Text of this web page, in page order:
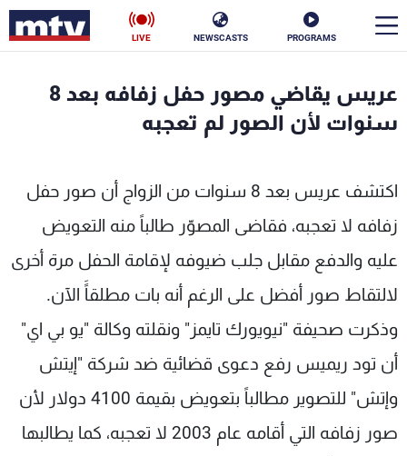
PROGRAMS
NEWSCASTS
LIVE
عريس يقاضي مصور حفل زفافه بعد 8
سنوات لأن الصور لم تعجبه
اكتشف عريس بعد 8 سنوات من الزواج أن صور حفل
زفافه لا تعجبه، فقاضى المصوّر طالباً منه التعويض
عليه والدفع مقابل جلب ضيوفه لإقامة الحفل مرة أخرى
لالتقاط صور أفضل على الرغم أنه بات مطلقاًَ الآن.
وذكرت صحيفة "نيويورك تايمز" ونقلته وكالة "يو بي اي"
أن تود ريميس رفع دعوى قضائية ضد شركة "إيتش
وإتش" للتصوير مطالباً بتعويض بقيمة 4100 دولار لأن
صور زفافه التي أقامه عام 2003 لا تعجبه، كما يطالبها
الأخبار
منوعات رياضة
كأس العالم
البرامج
جدول البرامج
شاهد البرامج